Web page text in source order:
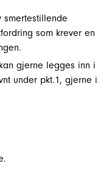
smertestillende
som krever en
gjerne legges inn i
under pkt.1, gjerne i